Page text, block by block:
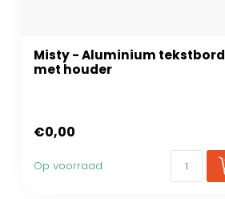
Misty - Aluminium tekstbord
met houder
€0,00
Op voorraad